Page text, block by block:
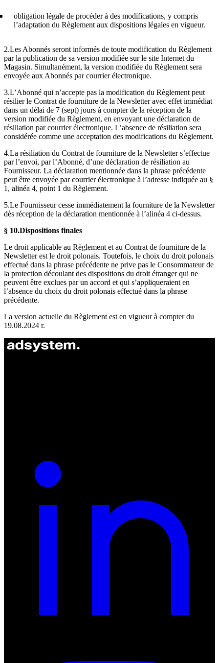
obligation légale de procéder à des modifications, y compris
l’adaptation du Règlement aux dispositions légales en vigueur.
2.Les Abonnés seront informés de toute modification du Règlement
par la publication de sa version modifiée sur le site Internet du
Magasin. Simultanément, la version modifiée du Règlement sera
envoyée aux Abonnés par courrier électronique.
3.L’Abonné qui n’accepte pas la modification du Règlement peut
résilier le Contrat de fourniture de la Newsletter avec effet immédiat
dans un délai de 7 (sept) jours à compter de la réception de la
version modifiée du Règlement, en envoyant une déclaration de
résiliation par courrier électronique. L’absence de résiliation sera
considérée comme une acceptation des modifications du Règlement.
4.La résiliation du Contrat de fourniture de la Newsletter s’effectue
par l’envoi, par l’Abonné, d’une déclaration de résiliation au
Fournisseur. La déclaration mentionnée dans la phrase précédente
peut être envoyée par courrier électronique à l’adresse indiquée au §
1, alinéa 4, point 1 du Règlement.
5.Le Fournisseur cesse immédiatement la fourniture de la Newsletter
dès réception de la déclaration mentionnée à l’alinéa 4 ci-dessus.
§ 10.Dispositions finales
Le droit applicable au Règlement et au Contrat de fourniture de la
Newsletter est le droit polonais. Toutefois, le choix du droit polonais
effectué dans la phrase précédente ne prive pas le Consommateur de
la protection découlant des dispositions du droit étranger qui ne
peuvent être exclues par un accord et qui s’appliqueraient en
l’absence du choix du droit polonais effectué dans la phrase
précédente.
La version actuelle du Règlement est en vigueur à compter du
19.08.2024 r.